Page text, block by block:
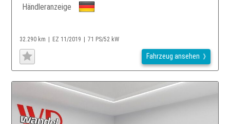
Händleranzeige
32.290 km EZ 11/2019 71 PS/52 kW
Fahrzeug ansehen